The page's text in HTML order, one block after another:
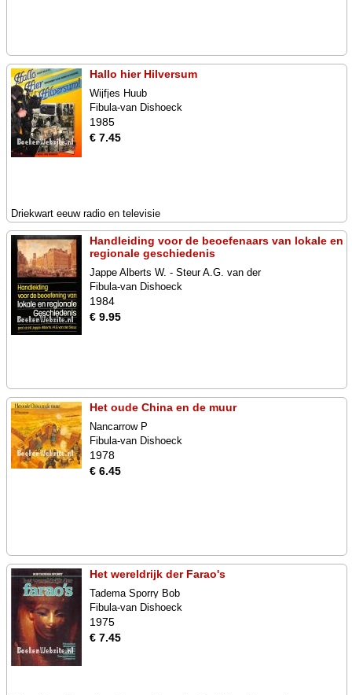
Hallo hier Hilversum
Wijfjes Huub
Fibula-van Dishoeck
1985
€ 7.45
Driekwart eeuw radio en televisie
Handleiding voor de beoefenaars van lokale en
regionale geschiedenis
Jappe Alberts W. - Steur A.G. van der
Fibula-van Dishoeck
1984
€ 9.95
Het oude China en de muur
Nancarrow P
Fibula-van Dishoeck
1978
€ 6.45
Het wereldrijk der Farao's
Tadema Sporry Bob
Fibula-van Dishoeck
1975
€ 7.45